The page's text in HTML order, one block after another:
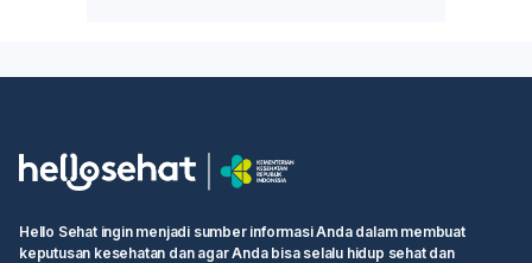
Hello Sehat ingin menjadi sumber informasi Anda dalam membuat
keputusan kesehatan dan agar Anda bisa selalu hidup sehat dan